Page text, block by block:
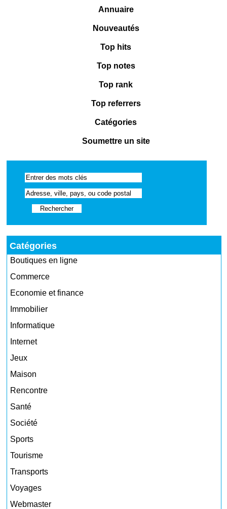
Annuaire
Nouveautés
Top hits
Top notes
Top rank
Top referrers
Catégories
Soumettre un site
Catégories
Boutiques en ligne
Commerce
Economie et finance
Immobilier
Informatique
Internet
Jeux
Maison
Rencontre
Santé
Société
Sports
Tourisme
Transports
Voyages
Webmaster